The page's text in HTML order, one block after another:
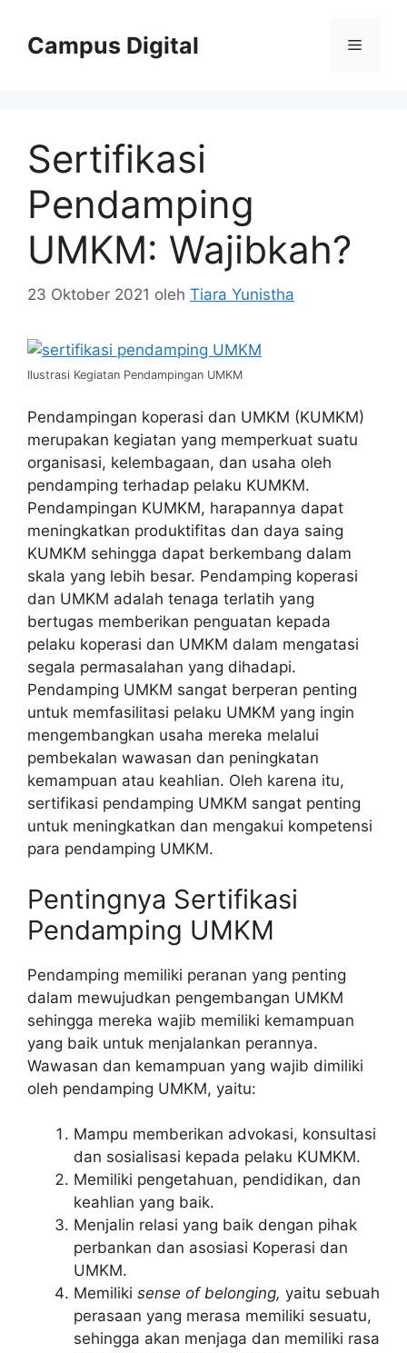
Campus Digital Menu
Sertifikasi
Pendamping
UMKM: Wajibkah?
23 Oktober 2021 oleh Tiara Yunistha
Ilustrasi Kegiatan Pendampingan UMKM
Pendampingan koperasi dan UMKM (KUMKM)
merupakan kegiatan yang memperkuat suatu
organisasi, kelembagaan, dan usaha oleh
pendamping terhadap pelaku KUMKM.
Pendampingan KUMKM, harapannya dapat
meningkatkan produktifitas dan daya saing
KUMKM sehingga dapat berkembang dalam
skala yang lebih besar. Pendamping koperasi
dan UMKM adalah tenaga terlatih yang
bertugas memberikan penguatan kepada
pelaku koperasi dan UMKM dalam mengatasi
segala permasalahan yang dihadapi.
Pendamping UMKM sangat berperan penting
untuk memfasilitasi pelaku UMKM yang ingin
mengembangkan usaha mereka melalui
pembekalan wawasan dan peningkatan
kemampuan atau keahlian. Oleh karena itu,
sertifikasi pendamping UMKM sangat penting
untuk meningkatkan dan mengakui kompetensi
para pendamping UMKM.
Pentingnya Sertifikasi
Pendamping UMKM
Pendamping memiliki peranan yang penting
dalam mewujudkan pengembangan UMKM
sehingga mereka wajib memiliki kemampuan
yang baik untuk menjalankan perannya.
Wawasan dan kemampuan yang wajib dimiliki
oleh pendamping UMKM, yaitu:
Mampu memberikan advokasi, konsultasi
dan sosialisasi kepada pelaku KUMKM.
Memiliki pengetahuan, pendidikan, dan
keahlian yang baik.
Menjalin relasi yang baik dengan pihak
perbankan dan asosiasi Koperasi dan
UMKM.
Memiliki sense of belonging, yaitu sebuah
perasaan yang merasa memiliki sesuatu,
sehingga akan menjaga dan memiliki rasa